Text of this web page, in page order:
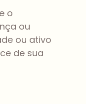
o
ou
ou ativo
de sua